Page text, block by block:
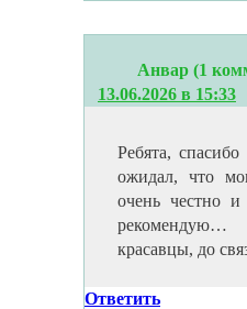
Анвар (1
13.06.2026 в 15:33
Ребята,
ожидал, что
очень честно
рекомендую…
красавцы, до
Ответить